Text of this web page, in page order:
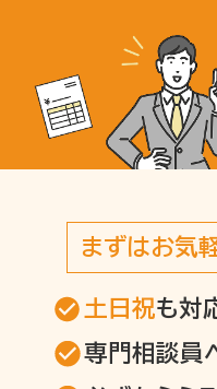
まずはお気
土日祝も対
専門相談員